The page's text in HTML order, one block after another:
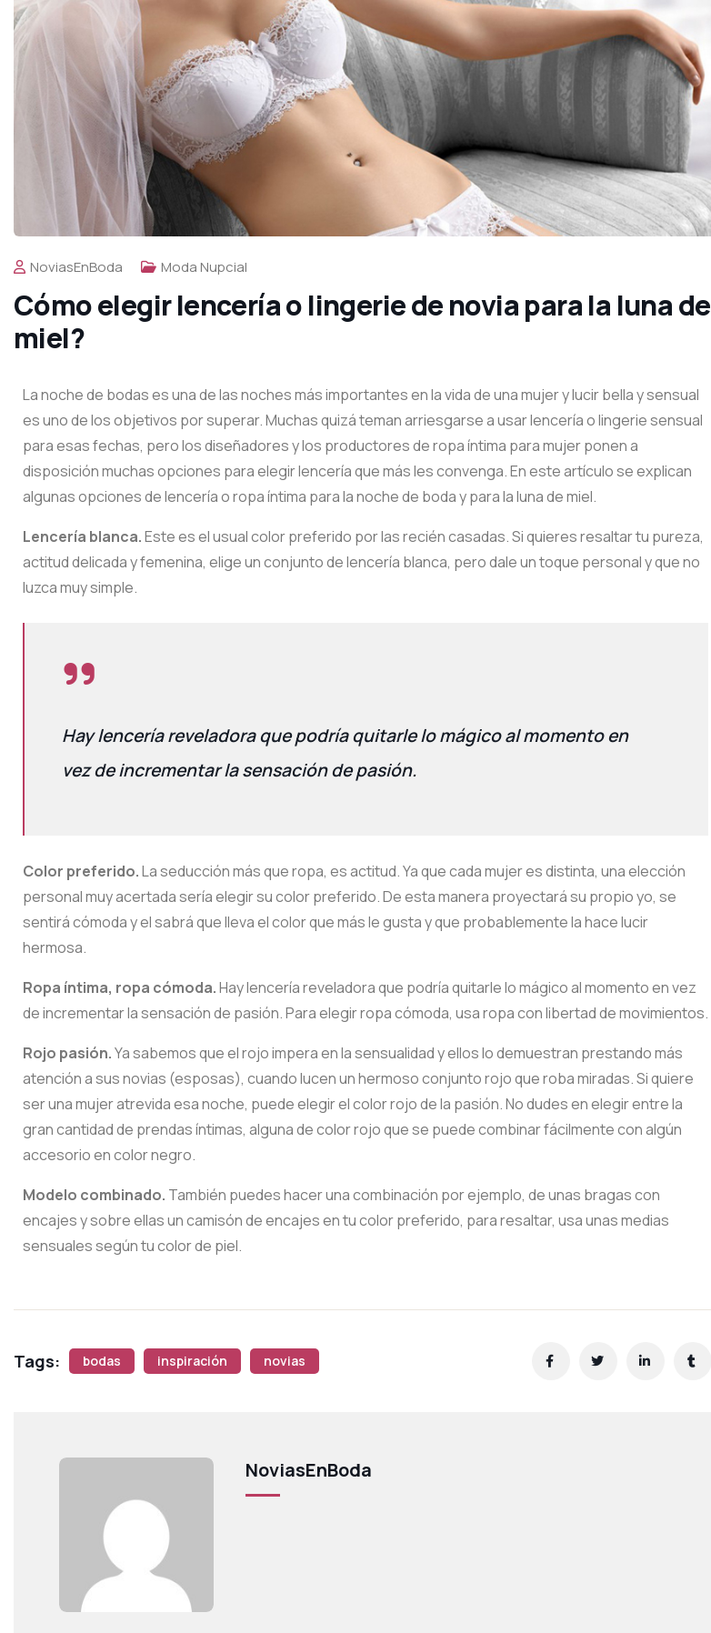
NoviasEnBoda Moda Nupcial
Cómo elegir lencería o lingerie de novia para la luna de
miel?
La noche de bodases una de las noches más importantes en la vida de una mujer y lucir bella y sensual
es uno de los objetivos por superar. Muchas quizá teman arriesgarse a usar lencería o lingerie sensual
para esas fechas, pero los diseñadores y los productores de ropa íntima para mujer ponen a
disposición muchas opciones para elegir lencería que más les convenga. En este artículo se explican
algunas opciones de lencería o ropa íntima para la noche de boda y para la luna de miel.
Lencería blanca.Este es el usual color preferido por las recién casadas. Si quieres resaltar tu pureza,
actitud delicada y femenina, elige un conjunto de lencería blanca, pero dale un toque personal y que no
luzca muy simple.
Hay lencería reveladora que podría quitarle lo mágico al momento en
vez de incrementar la sensación de pasión.
Color preferido.La seducción más que ropa, es actitud. Ya que cada mujer es distinta, una elección
personal muy acertada sería elegir su color preferido. De esta manera proyectará su propio yo, se
sentirá cómoda y el sabrá que lleva el color que más le gusta y que probablemente la hace lucir
hermosa.
Ropa íntima, ropa cómoda.Hay lencería reveladora que podría quitarle lo mágico al momento en vez
de incrementar la sensación de pasión. Para elegir ropa cómoda, usa ropa con libertad de movimientos.
Rojo pasión.Ya sabemos que el rojo impera en la sensualidad y ellos lo demuestran prestando más
atención a sus novias (esposas), cuando lucen un hermoso conjunto rojo que roba miradas. Si quiere
ser una mujer atrevida esa noche, puede elegir el color rojo de la pasión. No dudes en elegir entre la
gran cantidad de prendas íntimas, alguna de color rojo que se puede combinar fácilmente con algún
accesorio en color negro.
Modelo combinado. También puedes hacer una combinación por ejemplo, de unas bragas con
encajes y sobre ellas un camisón de encajes en tu color preferido, para resaltar, usa unas medias
sensuales según tu color de piel.
Tags: bodas inspiración novias
NoviasEnBoda